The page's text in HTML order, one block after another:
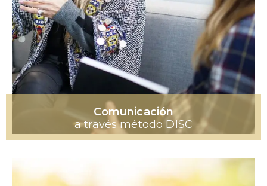
Comunicación
a través método DISC